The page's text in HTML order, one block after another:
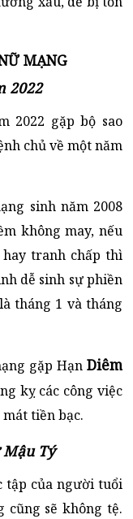
MẠNG
2022
2022 gặp bộ sao
chủ về một năm
sinh năm 2008
không may, nếu
tranh chấp thì
dễ sinh sự phiền
tháng 1 và tháng
gặp Hạn Diêm
kỵ các công việc
tiền bạc.
Tý
tập của người tuổi
cũng sẽ không tệ.